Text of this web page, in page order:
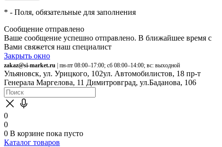
* - Поля, обязательные для заполнения
Сообщение отправлено
Ваше сообщение успешно отправлено. В ближайшее время с
Вами свяжется наш специалист
Закрыть окно
zakaz@si-market.ru | пн-пт 08:00–17:00; сб 08:00–14:00; вс: выходной
Ульяновск, ул. Урицкого, 102ул. Автомобилистов, 18 пр-т
Генерала Маргелова, 11 Димитровград, ул.Баданова, 106
0
0
0 В корзине пока пусто
Каталог товаров